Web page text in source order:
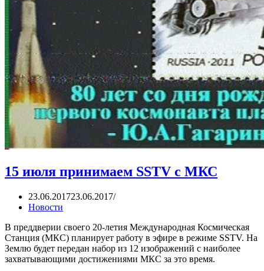
15 июля принимаем SSTV с МКС
23.06.201723.06.2017
Новости
В преддверии своего 20-летия Международная Космическая
Станция (МКС) планирует работу в эфире в режиме SSTV. На
Землю будет передан набор из 12 изображений с наиболее
захватывающими достижениями МКС за это время.